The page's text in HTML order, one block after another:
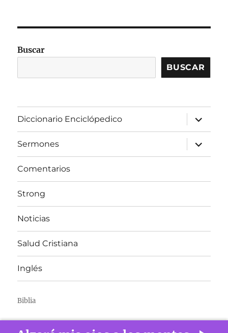
Buscar
BUSCAR
Diccionario Enciclópedico
expandir
el
menú
inferior
Sermones
expandir
el
menú
Comentarios
Strong
Noticias
Salud Cristiana
Inglés
Biblia